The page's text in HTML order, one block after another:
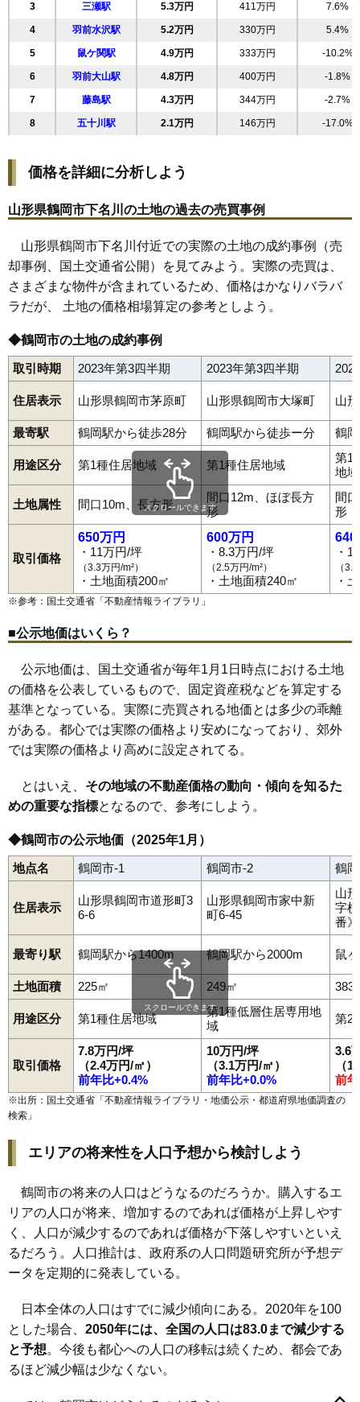
21 大部町 11万円 585万円 8.6%
22 苗津町 11万円 264万円 -8.4%
23 砂田町 11万円 796万円 10.3%
24 のぞみ町 11万円 944万円 8.5%
25 淀川町 11万円 891万円 8.7%
26 大宝寺町 11万円 566万円 7.6%
28 錦町 11万円
30 新海町 11万円 671万円 11.8%
31 青柳町 10万円 712万円 12.4%
32 海老島町 10万円 1,051万円 8.2%
33 日出 10万円 647万円 5.3%
34 城南町 10万円 853万円
35 日吉町
36 日和田町 10万円 559万円 6.3%
37 稲生 10万円 627万円 8.2%
38 上畑町 9.7万円 613万円 4.2%
39 大宝寺 9.7万円 729万円 14.2%
4.1%
9.5万円 6.7%
42 神明町 9.5万円 465万円 6.4%
43 北茅原町 9.5万円 739万円 7.4%
若葉町 519万円 6.4%
伊勢原町 925万円 3.2%
46 切添町 9.3万円 972万円 4.4%
48 道形町 9.1万円 612万円 10.1%
49 三和町 9.0万円 412万円 -1.5%
50 大東町 8.9万円 197万円 -11.7%
51 柳田 8.8万円 636万円 9.4%
52 山王町 8.8万円 327万円 -11.1%
53 三光町 8.6万円 491万円
54 茅原 8.6万円 594万円 4.5%
55 朝暘町 8.5万円 842万円
58 布目 540万円 9.9%
友江町 7.4万円 512万円 -2.2%
宝町 466万円 0.3%
61
7.2万円
63 羽黒町押口 7.1万円 4.7%
64 宝田 6.9万円 664万円 4.1%
65 寺田 6.6万円 378万円 5.0%
66 外内島 546万円 -1.1%
温海 273万円 -15.5%
68 平成町 6.4万円 558万円 -4.4%
70 湯温海 6.4万円 480万円
72 高坂 6.3万円 453万円
斎藤川原 6.2万円 426万円 0.6%
74 大山 5.7万円 448万円 -7.7%
75 藤の花 5.7万円
77 由良 5.6万円 360万円
78 下山添 5.6万円 468万円 -2.0%
79 羽黒町細谷
3 三瀬駅 5.3万円 411万円 7.6%
4 羽前水沢駅 5.2万円 330万円 5.4%
5 鼠ケ関駅 4.9万円 333万円 -10.2%
6 羽前大山駅 4.8万円 400万円 -1.8%
7 藤島駅 4.3万円 344万円 -2.7%
8 五十川駅 2.1万円 146万円 -17.0%
価格を詳細に分析しよう
山形県鶴岡市下名川の土地の過去の売買事例
山形県鶴岡市下名川付近での実際の土地の成約事例（売
却事例、国土交通省公開）を見てみよう。実際の売買は、
さまざまな物件が含まれているため、価格はかなりバラバ
ラだが、 土地の価格相場算定の参考としよう。
◆鶴岡市の土地の成約事例
取引時期 2023年第3四半期 2023年第3四半期
住居表示 山形県鶴岡市茅原町 山形県鶴岡市大塚町 山
最寄駅 鶴岡駅から徒歩28分 鶴岡駅から徒歩ー分 鶴
用途区分 第1種住居地域 第1種住居地域
第1
地域
土地属性 間口10m、長方形
間口12m、ほぼ長方
形
間
形
取引価格
650万円
・11万円/坪
（3.3万円/m²）
・土地面積200㎡
600万円
・8.3万円/坪
（2.5万円/m²）
・土地面積240㎡
640
・
（
・
スクロールできます
※参考：国土交通省「 不動産情報ライブラリ 」
■公示地価はいくら？
公示地価は、国土交通省が毎年1月1日時点における土地
の価格を公表しているもので、固定資産税などを算定する
基準となっている。実際に売買される地価とは多少の乖離
がある。都心では実際の価格より安めになっており、郊外
では実際の価格より高めに設定されてる。
とはいえ、 その地域の不動産価格の動向・傾向を知るた
めの重要な指標となるので、参考にしよう。
◆鶴岡市の公示地価（2025年1月）
地点名 鶴岡市-1 鶴岡市-2 鶴
住居表示
山形県鶴岡市道形町3
6-6
山形県鶴岡市家中新
町6-45
山
字
番》
最寄り駅 鶴岡駅から1400m 鶴岡駅から2000m 鼠
土地面積 225㎡ 249㎡ 383
用途区分 第1種住居地域
第1種低層住居専用地
域
第2
取引価格
7.8万円/坪
（2.4万円/㎡）
前年比+0.4%
10万円/坪
（3.1万円/㎡）
前年比+0.0%
3.6
（
前
スクロールできます
※出所：国土交通省「 不動産情報ライブラリ・地価公示・都道府県地価調査の
検索 」
エリアの将来性を人口予想から検討しよう
鶴岡市の将来の人口はどうなるのだろうか。購入するエ
リアの人口が将来、増加するのであれば価格が上昇しやす
く、人口が減少するのであれば価格が下落しやすいといえ
るだろう。人口推計は、政府系の人口問題研究所が予想デ
ータを定期的に発表している。
日本全体の人口はすでに減少傾向にある。2020年を100
とした場合、 2050年には、全国の人口は83.0まで減少する
と予想。今後も都心への人口の移転は続くため、都会であ
るほど減少幅は少なくない。
青柳町温海泉町伊勢原町稲生井岡五十川馬町海老島町
大岩川大塚町 大西町 大広 大山 大淀川覚岸寺堅苔沢 家中新町
上畑町 上藤島 上山添 加茂切添町小岩川小真木原町小淀川
斎藤川原桜新町三光町三瀬山王町
大宝寺